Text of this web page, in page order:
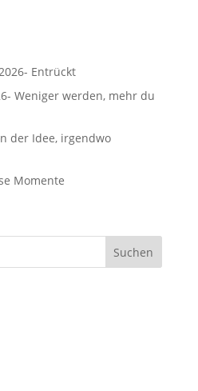
Entrückt
Weniger werden, mehr du
der Idee, irgendwo
Momente